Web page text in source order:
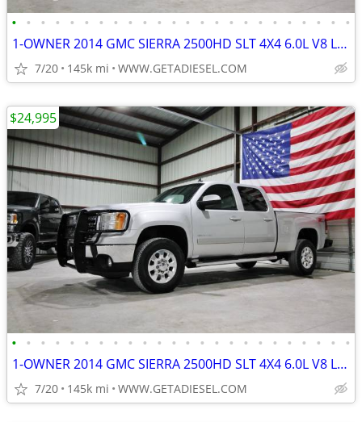
• • • • • • • • • • • • • • • • • • • • • • • •
1-OWNER 2014 GMC SIERRA 2500HD SLT 4X4 6.0L V8 LEATHER MICHELIN TIRES!
7/20 145k mi WWW.GETADIESEL.COM
• • • • • • • • • • • • • • • • • • • • • • • •
1-OWNER 2014 GMC SIERRA 2500HD SLT 4X4 6.0L V8 LEATHER MICHELIN TIRES!
7/20 145k mi WWW.GETADIESEL.COM
$24,995